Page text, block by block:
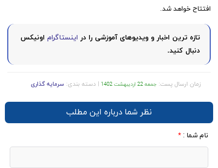
افتتاح خواهد شد.
تازه ترین اخبار و ویدیوهای آموزشی را در اینستاگرام اونیکس
دنبال کنید.
زمان ارسال پست: جمعه 22 اردیبهشت 1402 | دسته بندی: سرمایه گذاری
نظر شما درباره این مطلب
نام شما : *